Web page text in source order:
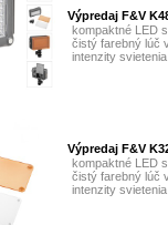
Výpredaj F&V
kompaktné LED
čistý farebný lúč
intenzity
Výpredaj F&V
kompaktné LED
čistý farebný lúč
intenzity